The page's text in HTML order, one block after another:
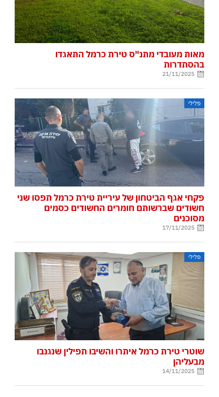
מאות מעובדי מתנ"ס טירת כרמל התאגדו
בהסתדרות
21/11/2025
פלילי
פקחי אגף הביטחון של עיריית טירת כרמל תפסו שני
חשודים שברשותם חומרים החשודים כסמים
מסוכנים
17/11/2025
פלילי
שוטרי טירת כרמל איתרו והשיבו תפילין שנגנבו
מבעליהן
14/11/2025